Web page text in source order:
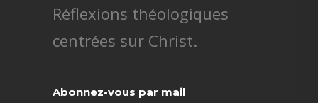
Réflexions théologiques
centrées sur Christ.
Abonnez-vous par mail